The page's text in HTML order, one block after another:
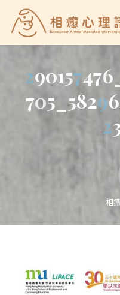
content
2
290157
7476
705 5829
96
2
2
相